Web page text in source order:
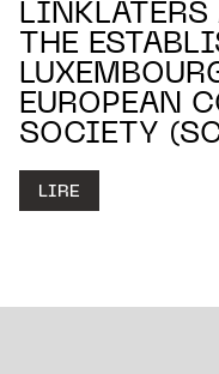
THE
EUROPEAN
SOCIETY
LIRE